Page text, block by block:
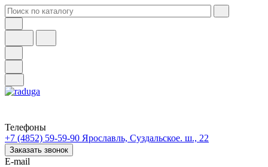
Телефоны
+7 (4852) 59-59-90 Ярославль, Суздальское. ш., 22
Заказать звонок
E-mail